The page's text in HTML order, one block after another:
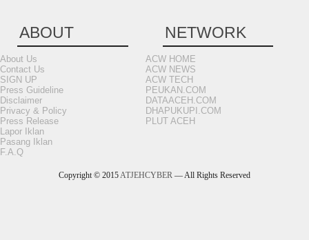
ABOUT
About Us
Contact Us
SIGN UP
Press Guideline
Disclaimer
Privacy & Policy
Press Release
Lapor Iklan
Pasang Iklan
F.A.Q
NETWORK
ACW HOME
ACW NEWS
ACW TECH
PEUKAN.COM
DATAACEH.COM
DHAPUKUPI.COM
PLUT ACEH
Copyright © 2015ATJEHCYBER — All Rights Reserved